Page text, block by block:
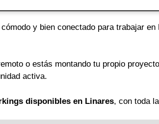
y bien conectado para trabajar en
o estás montando tu propio
activa.
disponibles en Linares, con toda